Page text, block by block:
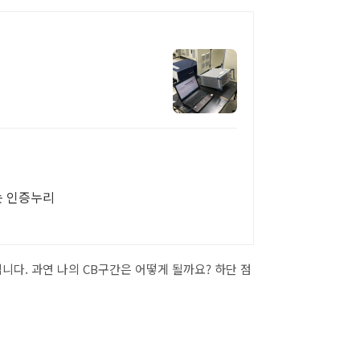
인증누리
다. 과연 나의 CB구간은 어떻게 될까요? 하단 점